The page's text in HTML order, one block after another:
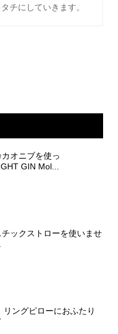
チにしていきます。
カオニブを使っ
GIN Mol...
ックストローを使いませ
リングピローにおふたり